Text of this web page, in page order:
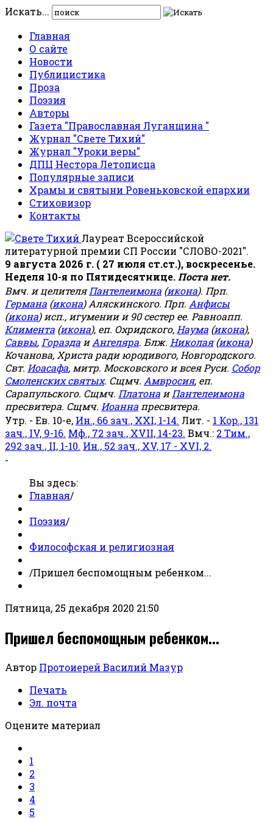
Искать...
Главная
О сайте
Новости
Публицистика
Проза
Поэзия
Авторы
Газета "Православная Луганщина "
Журнал "Свете Тихий"
Журнал "Уроки веры"
ДПЦ Нестора Летописца
Популярные записи
Храмы и святыни Ровеньковской епархии
Стиховизор
Контакты
Лауреат Всероссийской
литературной премии СП России "СЛОВО-2021".
9 августа 2026 г. ( 27 июля ст.ст.), воскресенье.
Неделя 10-я по Пятидесятнице. Поста нет.
Вмч. и целителяПантелеимона (икона). Прп.
Германа (икона) Аляскинского. Прп. Анфисы
(икона) исп., игумении и 90 сестер ее. Равноапп.
Климента (икона), еп. Охридского, Наума (икона),
Саввы, Горазда иАнгеляра. Блж. Николая(икона)
Кочанова, Христа ради юродивого, Новгородского.
Свт. Иоасафа, митр. Московского и всея Руси. Собор
Смоленских святых. Сщмч. Амвросия, еп.
Сарапульского. Сщмч. Платона иПантелеимона
пресвитера. Сщмч. Иоанна пресвитера.
Утр. - Ев. 10-е, Ин., 66 зач., XXI, 1-14. Лит. - 1 Кор., 131
зач., IV, 9-16. Мф., 72 зач., XVII, 14-23. Вмч.: 2 Тим.,
292 зач., II, 1-10. Ин., 52 зач., XV, 17 - XVI, 2.
-
Вы здесь:
Главная/
Поэзия/
Философская и религиозная
/Пришел беспомощным ребенком...
Пятница, 25 декабря 2020 21:50
Пришел беспомощным ребенком...
Автор Протоиерей Василий Мазур
Печать
Эл. почта
Оцените материал
1
2
3
4
5